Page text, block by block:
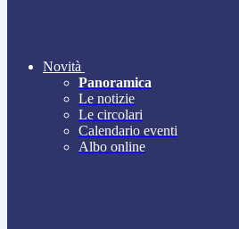
Novità
Panoramica
Le notizie
Le circolari
Calendario eventi
Albo online